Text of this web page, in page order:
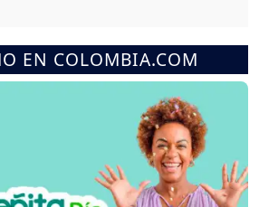
EN COLOMBIA.COM